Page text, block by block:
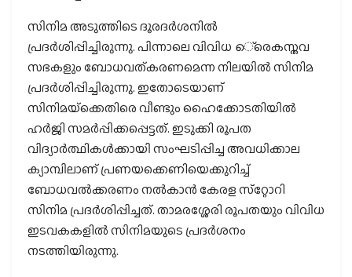
സിനിമ അടുത്തിടെ ദൂരദര്‍ശനില്‍
പ്രദര്‍ശിപ്പിച്ചിരുന്നു. പിന്നാലെ വിവിധ െ്രെകസ്തവ
സഭകളും ബോധവത്കരണമെന്ന നിലയില്‍ സിനിമ
പ്രദര്‍ശിപ്പിച്ചിരുന്നു. ഇതോടെയാണ്
സിനിമയ്‌ക്കെതിരെ വീണ്ടും ഹൈക്കോടതിയില്‍
ഹര്‍ജി സമര്‍പ്പിക്കപ്പെട്ടത്. ഇടുക്കി രൂപത
വിദ്യാര്‍ത്ഥികള്‍ക്കായി സംഘടിപ്പിച്ച അവധിക്കാല
ക്യാമ്പിലാണ് പ്രണയക്കെണിയെക്കുറിച്ച്
ബോധവല്‍ക്കരണം നല്‍കാന്‍ കേരള സ്‌റ്റോറി
സിനിമ പ്രദര്‍ശിപ്പിച്ചത്. താമരശ്ശേരി രൂപതയും വിവിധ
ഇടവകകളില്‍ സിനിമയുടെ പ്രദര്‍ശനം
നടത്തിയിരുന്നു.